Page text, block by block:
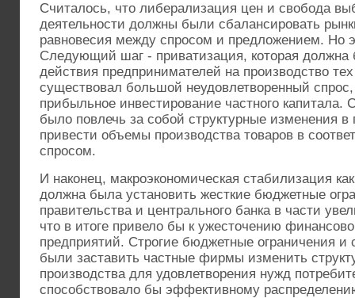
Считалось, что либерализация цен и свобода
деятельности должны были сбалансировать
равновесия между спросом и предложением. Но
Следующий шаг - приватизация, которая должна
действия предпринимателей на производство
существовал большой неудовлетворенный
прибыльное инвестирование частного
было повлечь за собой структурные изменения
привести объемы производства товаров в
спросом.
И наконец, макроэкономическая стабилизация
должна была установить жесткие бюджетные
правительства и центрального банка в части
что в итоге привело бы к ужесточению
предприятий. Строгие бюджетные ограничения
были заставить частные фирмы изменить
производства для удовлетворения нужд
способствовало бы эффективному